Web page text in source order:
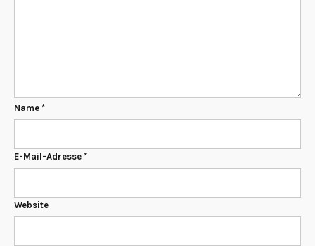
Name *
E-Mail-Adresse *
Website